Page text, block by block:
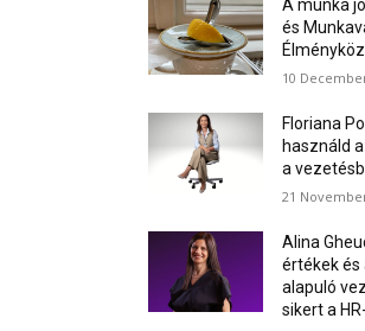
A munka
és
10
Floriana
használd
a
21
Alina
értékek
alapuló
sikert a